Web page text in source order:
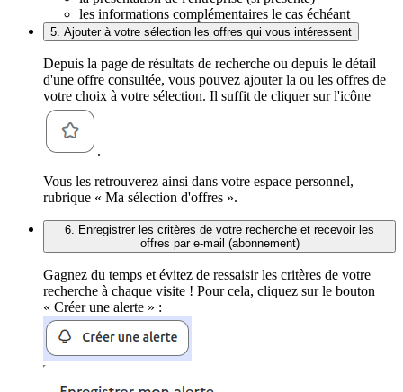
les informations complémentaires le cas échéant
5. Ajouter à votre sélection les offres qui vous intéressent
Depuis la page de résultats de recherche ou depuis le détail
d'une offre consultée, vous pouvez ajouter la ou les offres de
votre choix à votre sélection. Il suffit de cliquer sur l'icône
.
Vous les retrouverez ainsi dans votre espace personnel,
rubrique « Ma sélection d'offres ».
6. Enregistrer les critères de votre recherche et recevoir les
offres par e-mail (abonnement)
Gagnez du temps et évitez de ressaisir les critères de votre
recherche à chaque visite ! Pour cela, cliquez sur le bouton
« Créer une alerte » :